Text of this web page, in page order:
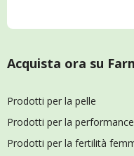
Acquista ora su
Prodotti per la pelle
Prodotti per la
Prodotti per la fertilità